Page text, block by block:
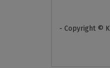
- Copyright ©